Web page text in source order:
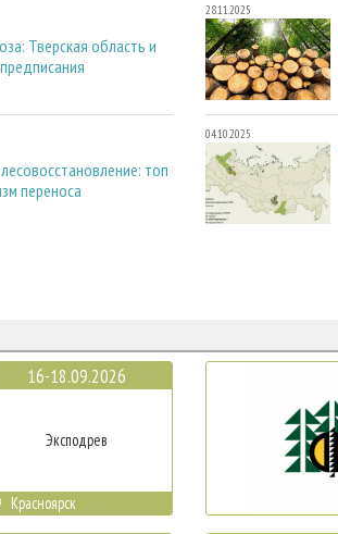
Тверская область и
топ
переноса
28.11.2025
04.10.2025
16-18.09.2026
Эксподрев
Красноярск